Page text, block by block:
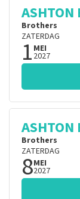
ASHTON
Brothers
ZATERDAG
1 MEI
2027
ASHTON
Brothers
ZATERDAG
8MEI
2027